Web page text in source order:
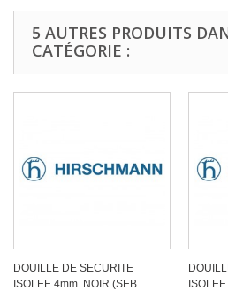
5 AUTRES PRODUITS
CATÉGORIE :
DOUILLE DE SECURITE
ISOLEE 4mm. NOIR (SEB...